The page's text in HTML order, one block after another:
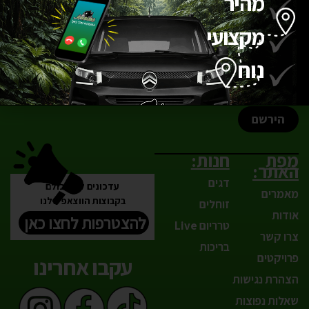
הירשם
מפת
האתר:
מאמרים
אודות
צרו קשר
פרויקטים
הצהרת נגישות
שאלות נפוצות
חנות:
דגים
זוחלים
טרריום Live
בריכות
עדכונים לפני כולם
בקבוצות הווצאפ שלנו
להצטרפות לחצו כאן
עקבו אחרינו
מקצועי
נוח